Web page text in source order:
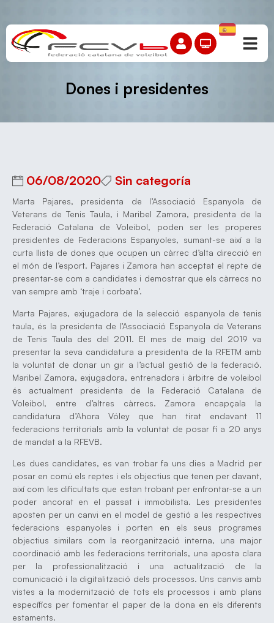
Dones i presidentes
06/08/2020 Sin categoría
Marta Pajares, presidenta de l’Associació Espanyola de
Veterans de Tenis Taula, i Maribel Zamora, presidenta de la
Federació Catalana de Voleibol, poden ser les properes
presidentes de Federacions Espanyoles, sumant-se així a la
curta llista de dones que ocupen un càrrec d’alta direcció en
el món de l’esport. Pajares i Zamora han acceptat el repte de
presentar-se com a candidates i demostrar que els càrrecs no
van sempre amb ‘traje i corbata’.
Marta Pajares, exjugadora de la selecció espanyola de tenis
taula, és la presidenta de l’Associació Espanyola de Veterans
de Tenis Taula des del 2011. El mes de maig del 2019 va
presentar la seva candidatura a presidenta de la RFETM amb
la voluntat de donar un gir a l’actual gestió de la federació.
Maribel Zamora, exjugadora, entrenadora i àrbitre de voleibol
és actualment presidenta de la Federació Catalana de
Voleibol, entre d’altres càrrecs. Zamora encapçala la
candidatura d’Ahora Vóley que han tirat endavant 11
federacions territorials amb la voluntat de posar fi a 20 anys
de mandat a la RFEVB.
Les dues candidates, es van trobar fa uns dies a Madrid per
posar en comú els reptes i els objectius que tenen per davant,
així com les dificultats que estan trobant per enfrontar-se a un
poder ancorat en el passat i immobilista. Les presidentes
aposten per un canvi en el model de gestió a les respectives
federacions espanyoles i porten en els seus programes
objectius similars com la reorganització interna, una major
coordinació amb les federacions territorials, una aposta clara
per la professionalització i una actualització de la
comunicació i la digitalització dels processos. Uns canvis amb
vistes a la modernització de tots els processos i amb plans
específics per fomentar el paper de la dona en els diferents
estaments.